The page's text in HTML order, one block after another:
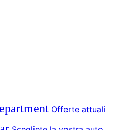
Offerte attuali